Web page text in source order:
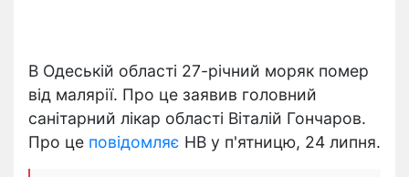
В Одеській області 27-річний моряк помер
від малярії. Про це заявив головний
санітарний лікар області Віталій Гончаров.
Про це повідомляє НВ у п'ятницю, 24 липня.